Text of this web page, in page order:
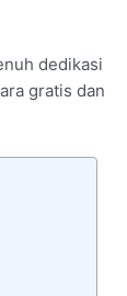
dedikasi
gratis dan